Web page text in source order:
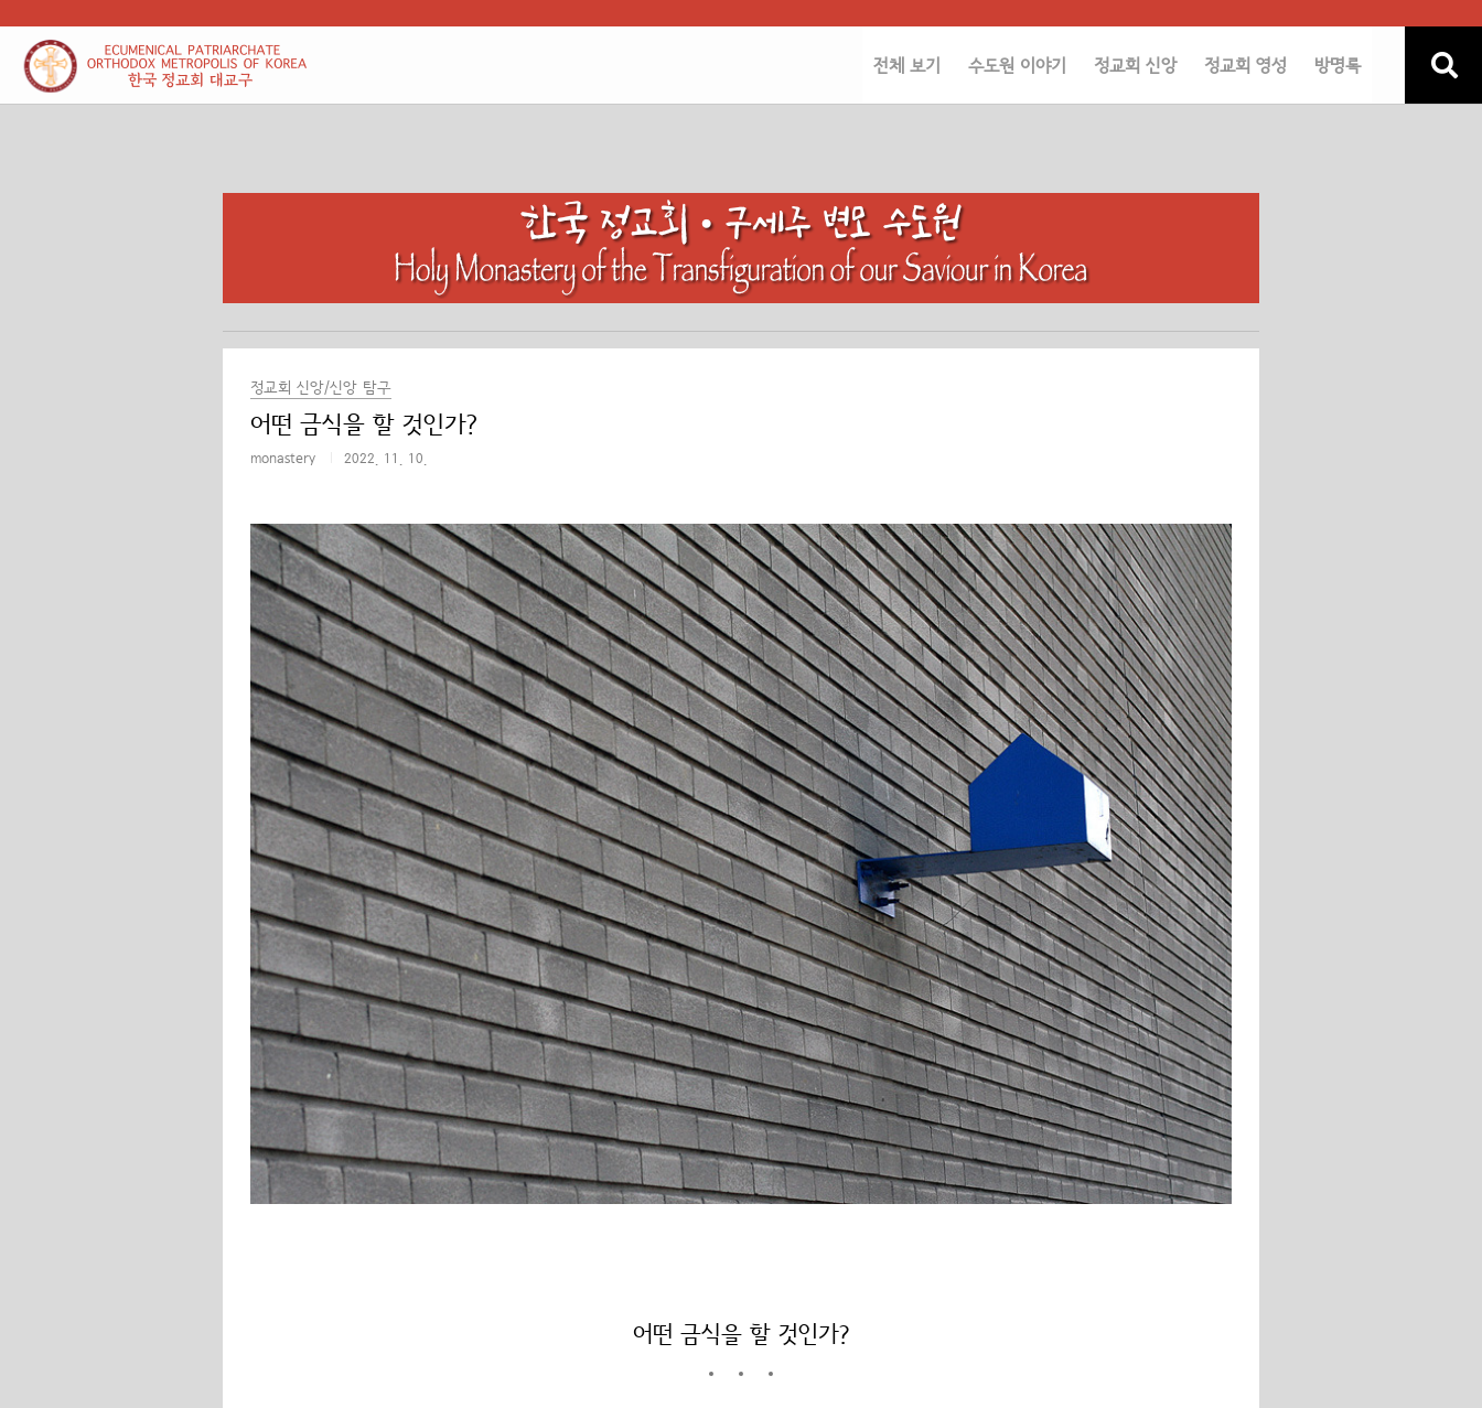
전체 보기 수도원 이야기 정교회 신앙 정교회 영성 방명록
정교회 신앙/신앙 탐구
어떤 금식을 할 것인가?
monastery 2022. 11. 10.
어떤 금식을 할 것인가?